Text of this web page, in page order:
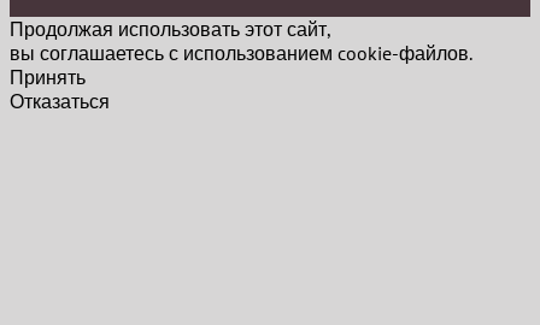
Продолжая использовать этот сайт,
вы соглашаетесь с использованием cookie-файлов.
Принять
Отказаться